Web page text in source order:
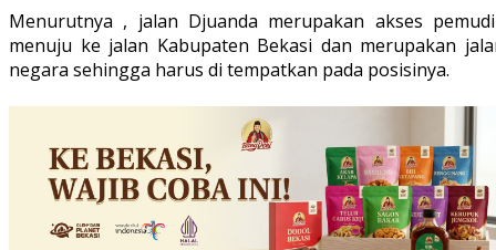
Menurutnya , jalan Djuanda merupakan akses
menuju ke jalan Kabupaten Bekasi dan merupakan
negara sehingga harus di tempatkan pada posisinya.